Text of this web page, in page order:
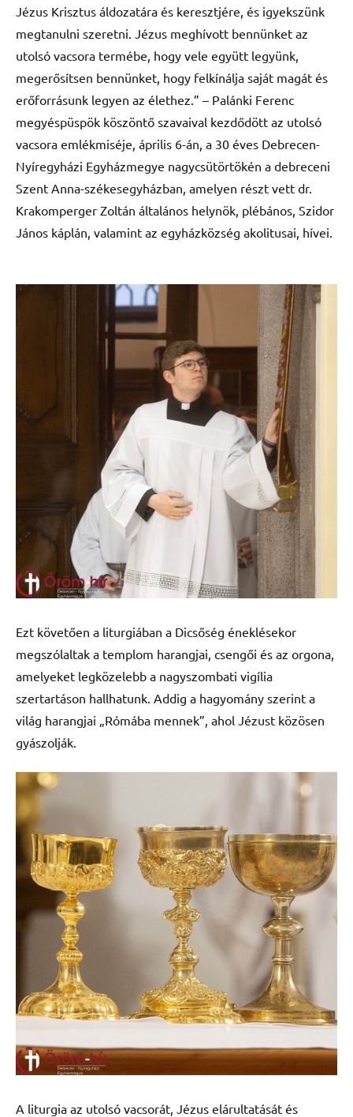
Jézus Krisztus áldozatára és keresztjére, és igyekszünk
megtanulni szeretni. Jézus meghívott bennünket az
utolsó vacsora termébe, hogy vele együtt legyünk,
megerősítsen bennünket, hogy felkínálja saját magát és
erőforrásunk legyen az élethez.” – Palánki Ferenc
megyéspüspök köszöntő szavaival kezdődött az utolsó
vacsora emlékmiséje, április 6-án, a 30 éves Debrecen-
Nyíregyházi Egyházmegye nagycsütörtökén a debreceni
Szent Anna-székesegyházban, amelyen részt vett dr.
Krakomperger Zoltán általános helynök, plébános, Szidor
János káplán, valamint az egyházközség akolitusai, hívei.
Ezt követően a liturgiában a Dicsőség éneklésekor
megszólaltak a templom harangjai, csengői és az orgona,
amelyeket legközelebb a nagyszombati vigília
szertartáson hallhatunk. Addig a hagyomány szerint a
világ harangjai „Rómába mennek”, ahol Jézust közösen
gyászolják.
A liturgia az utolsó vacsorát, Jézus elárultatását és